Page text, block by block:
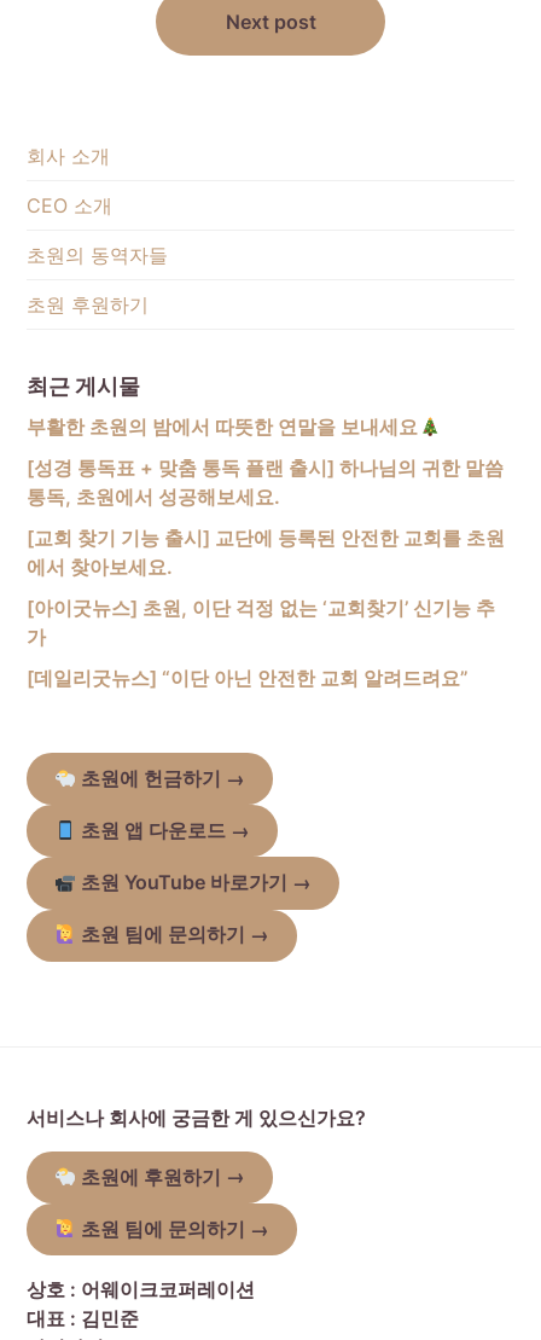
Next post
회사 소개
CEO 소개
초원의 동역자들
초원 후원하기
최근 게시물
부활한 초원의 밤에서 따뜻한 연말을 보내세요
[성경 통독표 + 맞춤 통독 플랜 출시] 하나님의 귀한 말씀
통독, 초원에서 성공해보세요.
[교회 찾기 기능 출시] 교단에 등록된 안전한 교회를 초원
에서 찾아보세요.
[아이굿뉴스] 초원, 이단 걱정 없는 ‘교회찾기’ 신기능 추
가
[데일리굿뉴스] “이단 아닌 안전한 교회 알려드려요”
초원에 헌금하기 →
초원 앱 다운로드 →
초원 YouTube 바로가기 →
초원 팀에 문의하기 →
서비스나 회사에 궁금한 게 있으신가요?
초원에 후원하기 →
초원 팀에 문의하기 →
상호 : 어웨이크코퍼레이션
대표 : 김민준